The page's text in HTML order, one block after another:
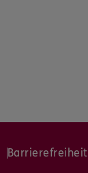
Barrierefreiheit